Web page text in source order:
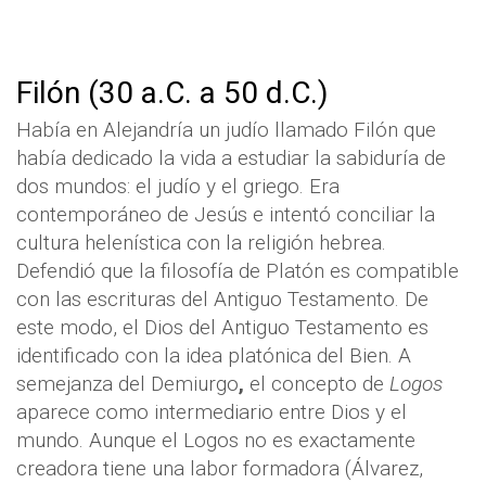
Filón (30 a.C. a 50 d.C.)
Había en Alejandría un judío llamado Filón que
había dedicado la vida a estudiar la sabiduría de
dos mundos: el judío y el griego. Era
contemporáneo de Jesús e intentó conciliar la
cultura helenística con la religión hebrea.
Defendió que la filosofía de Platón es compatible
con las escrituras del Antiguo Testamento. De
este modo, el Dios del Antiguo Testamento es
identificado con la idea platónica del Bien. A
semejanza del Demiurgo, el concepto de Logos
aparece como intermediario entre Dios y el
mundo. Aunque el Logos no es exactamente
creadora tiene una labor formadora (Álvarez,